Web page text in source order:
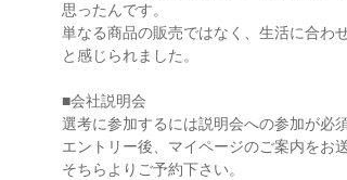
思ったんです。
単なる商品の販売ではなく、生活に合わ
と感じられました。
■会社説明会
選考に参加するには説明会への参加が必
エントリー後、マイページのご案内をお
そちらよりご予約下さい。